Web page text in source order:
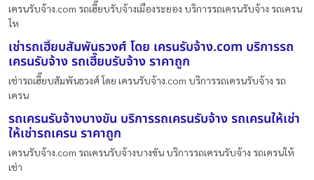
เครนรับจ้าง.com รถเฮี๊ยบรับจ้างเมืองระยอง บริการรถเครนรับจ้าง รถเครน
ให
เช่ารถเฮี๊ยบสัมพันธวงศ์ โดย เครนรับจ้าง.com บริการรถ
เครนรับจ้าง รถเฮี๊ยบรับจ้าง ราคาถูก
เช่ารถเฮี๊ยบสัมพันธวงศ์ โดย เครนรับจ้าง.com บริการรถเครนรับจ้าง รถ
เครน
รถเครนรับจ้างบางขัน บริการรถเครนรับจ้าง รถเครนให้เช่า
ให้เช่ารถเครน ราคาถูก
เครนรับจ้าง.com รถเครนรับจ้างบางขัน บริการรถเครนรับจ้าง รถเครนให้
เช่า